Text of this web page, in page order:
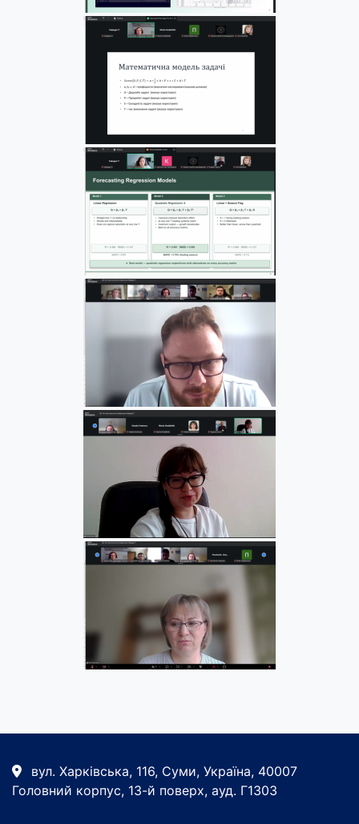
вул. Харківська, 116, Суми, Україна, 40007
Головний корпус, 13-й поверх, ауд. Г1303